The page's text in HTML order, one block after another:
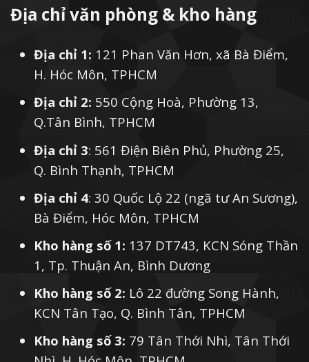
Địa chỉ văn phòng & kho hàng
Địa chỉ 1: 121 Phan Văn Hơn, xã Bà Điểm,
H. Hóc Môn, TPHCM
Địa chỉ 2: 550 Cộng Hoà, Phường 13,
Q.Tân Bình, TPHCM
Địa chỉ 3: 561 Điện Biên Phủ, Phường 25,
Q. Bình Thạnh, TPHCM
Địa chỉ 4: 30 Quốc Lộ 22 (ngã tư An Sương),
Bà Điểm, Hóc Môn, TPHCM
Kho hàng số 1: 137 DT743, KCN Sóng Thần
1, Tp. Thuận An, Bình Dương
Kho hàng số 2: Lô 22 đường Song Hành,
KCN Tân Tạo, Q. Bình Tân, TPHCM
Kho hàng số 3: 79 Tân Thới Nhì, Tân Thới